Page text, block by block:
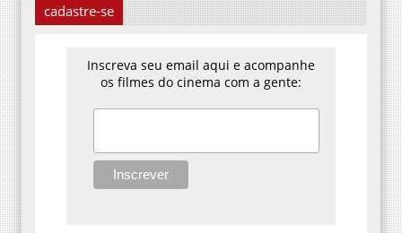
cadastre-se
Inscreva seu email aqui e acompanhe
os filmes do cinema com a gente: